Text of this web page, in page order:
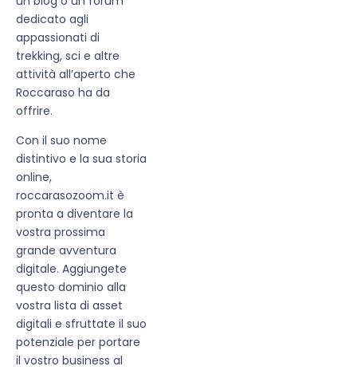
dedicato agli
appassionati di
trekking, sci e altre
attività all’aperto che
Roccaraso ha da
offrire.
Con il suo nome
distintivo e la sua storia
online,
roccarasozoom.it è
pronta a diventare la
vostra prossima
grande avventura
digitale. Aggiungete
questo dominio alla
vostra lista di asset
digitali e sfruttate il suo
potenziale per portare
il vostro business al